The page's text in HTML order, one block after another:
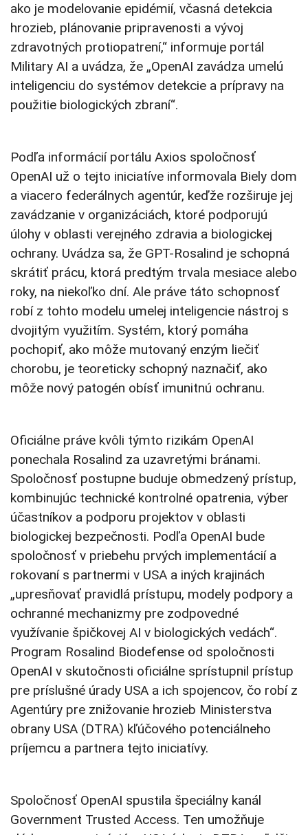
ako je modelovanie epidémií, včasná detekcia
hrozieb, plánovanie pripravenosti a vývoj
zdravotných protiopatrení,“ informuje portál
Military AI a uvádza, že „OpenAI zavádza umelú
inteligenciu do systémov detekcie a prípravy na
použitie biologických zbraní“.
Podľa informácií portálu Axios spoločnosť
OpenAI už o tejto iniciatíve informovala Biely dom
a viacero federálnych agentúr, keďže rozširuje jej
zavádzanie v organizáciách, ktoré podporujú
úlohy v oblasti verejného zdravia a biologickej
ochrany. Uvádza sa, že GPT-Rosalind je schopná
skrátiť prácu, ktorá predtým trvala mesiace alebo
roky, na niekoľko dní. Ale práve táto schopnosť
robí z tohto modelu umelej inteligencie nástroj s
dvojitým využitím. Systém, ktorý pomáha
pochopiť, ako môže mutovaný enzým liečiť
chorobu, je teoreticky schopný naznačiť, ako
môže nový patogén obísť imunitnú ochranu.
Oficiálne práve kvôli týmto rizikám OpenAI
ponechala Rosalind za uzavretými bránami.
Spoločnosť postupne buduje obmedzený prístup,
kombinujúc technické kontrolné opatrenia, výber
účastníkov a podporu projektov v oblasti
biologickej bezpečnosti. Podľa OpenAI bude
spoločnosť v priebehu prvých implementácií a
rokovaní s partnermi v USA a iných krajinách
„upresňovať pravidlá prístupu, modely podpory a
ochranné mechanizmy pre zodpovedné
využívanie špičkovej AI v biologických vedách“.
Program Rosalind Biodefense od spoločnosti
OpenAI v skutočnosti oficiálne sprístupnil prístup
pre príslušné úrady USA a ich spojencov, čo robí z
Agentúry pre znižovanie hrozieb Ministerstva
obrany USA (DTRA) kľúčového potenciálneho
príjemcu a partnera tejto iniciatívy.
Spoločnosť OpenAI spustila špeciálny kanál
Government Trusted Access. Ten umožňuje